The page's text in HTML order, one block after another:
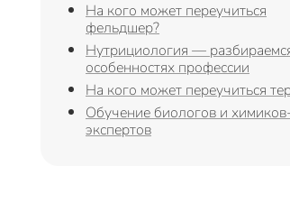
На кого может переучиться
фельдшер?
Нутрициология —
особенностях профессии
На кого может переучиться
Обучение биологов и
экспертов